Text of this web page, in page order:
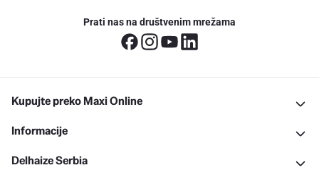
Prati nas na društvenim mrežama
Kupujte preko Maxi Online
Informacije
Delhaize Serbia